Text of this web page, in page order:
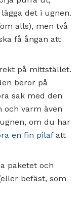
det i ugnen.
alls), men två
få ångan att
på mittstället.
beror på
sak med den
varm även
om du har
en fin pilafatt
paketet och
befäst, som